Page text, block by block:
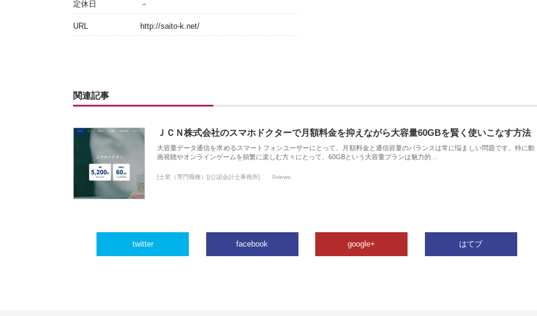
定休日 －
URL http://saito-k.net/
関連記事
ＪＣＮ株式会社のスマホドクターで月額料金を抑えながら大容量60GBを賢く使いこなす方法
大容量データ通信を求めるスマートフォンユーザーにとって、月額料金と通信容量のバランスは常に悩ましい問題です。特に動
画視聴やオンラインゲームを頻繁に楽しむ方々にとって、60GBという大容量プランは魅力的…
[士業（専門職種）][公認会計士事務所] 0views
twitter facebook google+ はてブ